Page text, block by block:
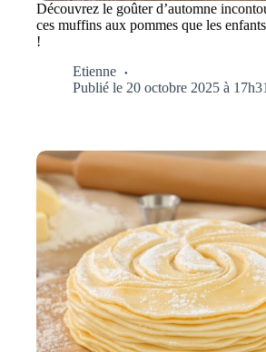
Découvrez le goûter d’automne
ces muffins aux pommes que les
!
Etienne
Publié le 20 octobre 2025 à 17h31